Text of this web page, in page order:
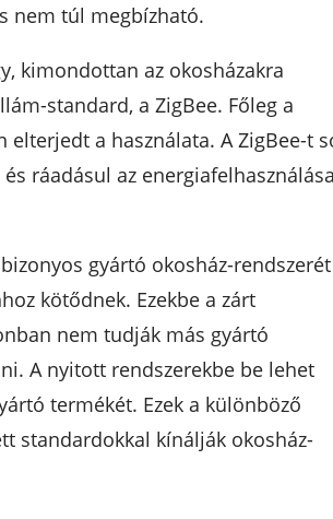
nem túl megbízható.
kimondottan az okosházakra
standard, a ZigBee. Főleg a
elterjedt a használata. A ZigBee-t
ráadásul az
gyártó okosház-rendszerét
kötődnek. Ezekbe a zárt
nem tudják más gyártó
A nyitott rendszerekbe be lehet
termékét. Ezek a különböző
standardokkal kínálják okosház-